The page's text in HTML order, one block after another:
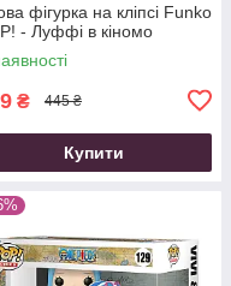
фігурка на кліпсі Funko
- Луффі в кіномо
₴ 445 ₴
Купити